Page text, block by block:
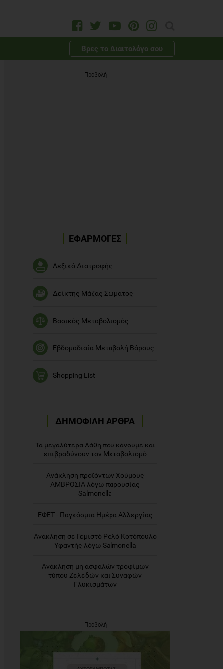
Βρες το Διαιτολόγο σου
Προβολή
ΔΗΜΟΦΙΛΗ ΑΡΘΡΑ
Τα μεγαλύτερα Λάθη που κάνουμε και
επιβραδύνουν τον Μεταβολισμό
Ανάκληση προϊόντων Χούμους
ΑΜΒΡΟΣΙΑ λόγω παρουσίας
Salmonella
ΕΦΕΤ - Παγκόσμια Ημέρα Αλλεργίας
Ανάκληση σε Γεμιστό Ρολό Κοτόπουλο
Υφαντής λόγω Salmonella
Ανάκληση μη ασφαλών τροφίμων
τύπου Ζελεδών και Συναφών
Γλυκισμάτων
ΕΦΑΡΜΟΓΕΣ
Λεξικό Διατροφής
Δείκτης Μάζας Σώματος
Βασικός Μεταβολισμός
Εβδομαδιαία Μεταβολή Βάρους
Shopping List
Προβολή